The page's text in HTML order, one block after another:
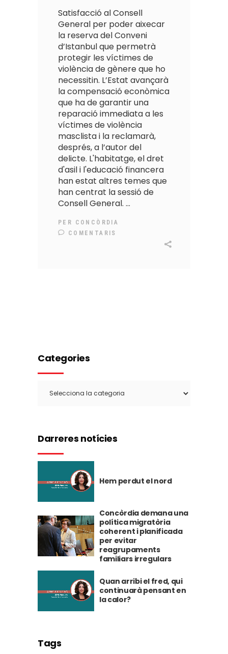
Satisfacció al Consell
General per poder aixecar
la reserva del Conveni
d’Istanbul que permetrà
protegir les víctimes de
violència de gènere que ho
necessitin. L’Estat avançarà
la compensació econòmica
que ha de garantir una
reparació immediata a les
víctimes de violència
masclista i la reclamarà,
després, a l’autor del
delicte. L'habitatge, el dret
d'asil i l'educació financera
han estat altres temes que
han centrat la sessió de
Consell General.
PER CONCÒRDIA
COMENTARIS
Categories
Darreres notícies
Hem perdut el nord
Concòrdia demana una
política migratòria
coherent i planificada
per evitar
reagrupaments
familiars irregulars
Quan arribi el fred, qui
continuarà pensant en
la calor?
Tags